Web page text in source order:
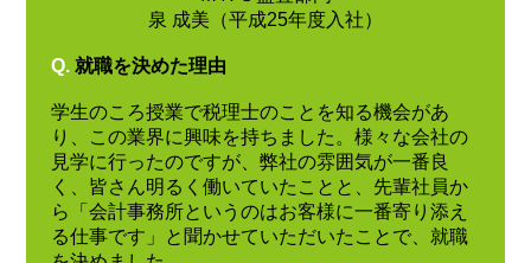
泉 成美（平成25年度入社）
Q. 就職を決めた理由
学生のころ授業で税理士のことを知る機会があ
り、この業界に興味を持ちました。様々な会社の
見学に行ったのですが、弊社の雰囲気が一番良
く、皆さん明るく働いていたことと、先輩社員か
ら「会計事務所というのはお客様に一番寄り添え
る仕事です」と聞かせていただいたことで、就職